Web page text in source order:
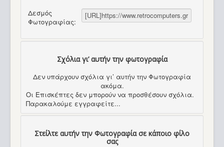
Δεσμός
Φωτογραφίας:
Σχόλια γι’ αυτήν την φωτογραφία
Δεν υπάρχουν σχόλια γι’ αυτήν την Φωτογραφία
ακόμα.
Οι Επισκέπτες δεν μπορούν να προσθέσουν σχόλια.
Παρακαλούμε εγγραφείτε...
Στείλτε αυτήν την Φωτογραφία σε κάποιο φίλο
σας